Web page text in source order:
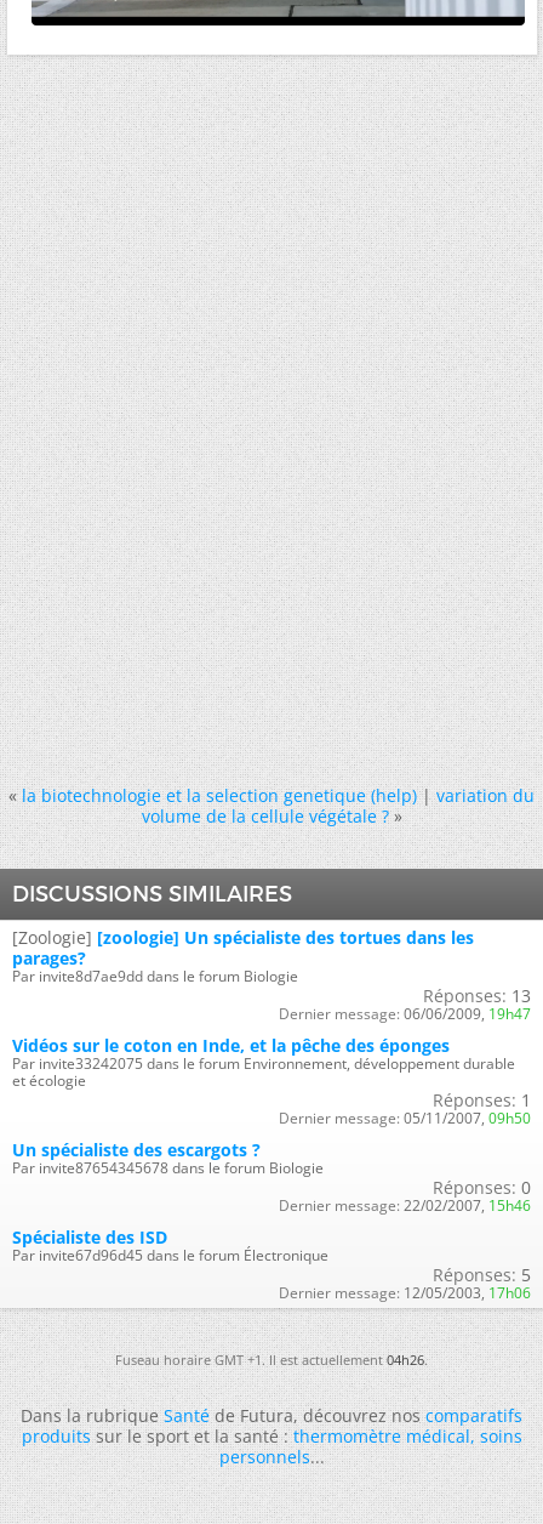
« la biotechnologie et la selection genetique (help)|variation du
volume de la cellule végétale ? »
DISCUSSIONS SIMILAIRES
[Zoologie] [zoologie] Un spécialiste des tortues dans les
parages?
Par invite8d7ae9dd dans le forum Biologie
Réponses: 13
Dernier message: 06/06/2009, 19h47
Vidéos sur le coton en Inde, et la pêche des éponges
Par invite33242075 dans le forum Environnement, développement durable
et écologie
Réponses: 1
Dernier message: 05/11/2007, 09h50
Un spécialiste des escargots ?
Par invite87654345678 dans le forum Biologie
Réponses: 0
Dernier message: 22/02/2007, 15h46
Spécialiste des ISD
Par invite67d96d45 dans le forum Électronique
Réponses: 5
Dernier message: 12/05/2003, 17h06
Fuseau horaire GMT +1. Il est actuellement04h26.
Dans la rubriqueSantéde Futura, découvrez noscomparatifs
produitssur le sport et la santé :thermomètre médical,soins
personnels...